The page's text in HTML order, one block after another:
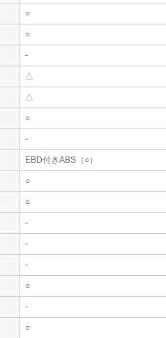
○
○
-
△
△
○
-
EBD付きABS（○）
○
○
-
-
-
○
-
○